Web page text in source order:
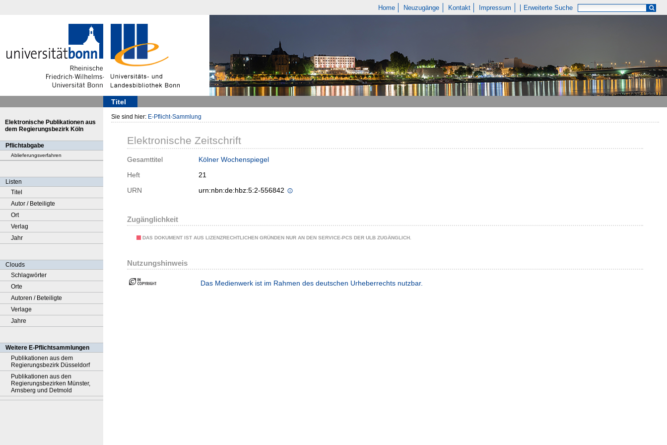
Home Neuzugänge Kontakt Impressum Erweiterte Suche
Titel
Elektronische Publikationen aus
dem Regierungsbezirk Köln
Pflichtabgabe
Ablieferungsverfahren
Listen
Titel
Autor / Beteiligte
Ort
Verlag
Jahr
Clouds
Schlagwörter
Orte
Autoren / Beteiligte
Verlage
Jahre
Weitere E-Pflichtsammlungen
Publikationen aus dem
Regierungsbezirk Düsseldorf
Publikationen aus den
Regierungsbezirken Münster,
Arnsberg und Detmold
Sie sind hier: E-Pflicht-Sammlung
Elektronische Zeitschrift
Gesamttitel
Kölner Wochenspiegel
Heft
21
URN
urn:nbn:de:hbz:5:2-556842
Zugänglichkeit
DAS DOKUMENT IST AUS LIZENZRECHTLICHEN GRÜNDEN NUR AN DEN SERVICE-PCS DER ULB ZUGÄNGLICH.
Nutzungshinweis
Das Medienwerk ist im Rahmen des deutschen Urheberrechts nutzbar.